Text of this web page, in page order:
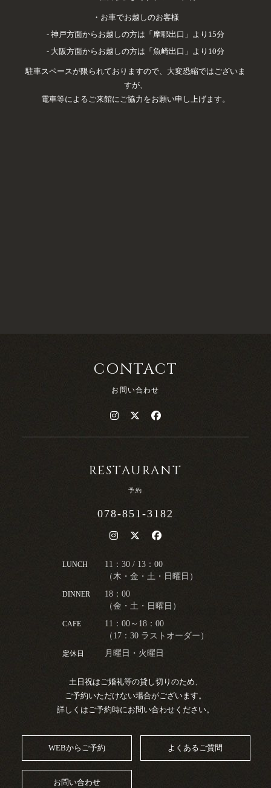
・お車でお越しのお客様
- 神戸方面からお越しの方は「摩耶出口」より15分
- 大阪方面からお越しの方は「魚崎出口」より10分
駐車スペースが限られておりますので、大変恐縮ではございま
すが、
電車等によるご来館にご協力をお願い申し上げます。
CONTACT
お問い合わせ
RESTAURANT
予約
078-851-3182
LUNCH
11：30 / 13：00
（木・金・土・日曜日）
DINNER
18：00
（金・土・日曜日）
CAFE
11：00～18：00
（17：30 ラストオーダー）
定休日 月曜日・火曜日
土日祝はご婚礼等の貸し切りのため、
ご予約いただけない場合がございます。
詳しくはご予約時にお問い合わせください。
WEBからご予約 よくあるご質問
お問い合わせ